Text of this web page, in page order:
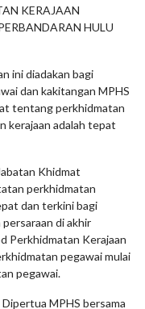
KERAJAAN
HULU
ini diadakan bagi
dan kakitangan MPHS
tentang perkhidmatan
kerajaan adalah tepat
Khidmat
perkhidmatan
dan terkini bagi
di akhir
Perkhidmatan Kerajaan
pegawai mulai
pegawai.
MPHS bersama